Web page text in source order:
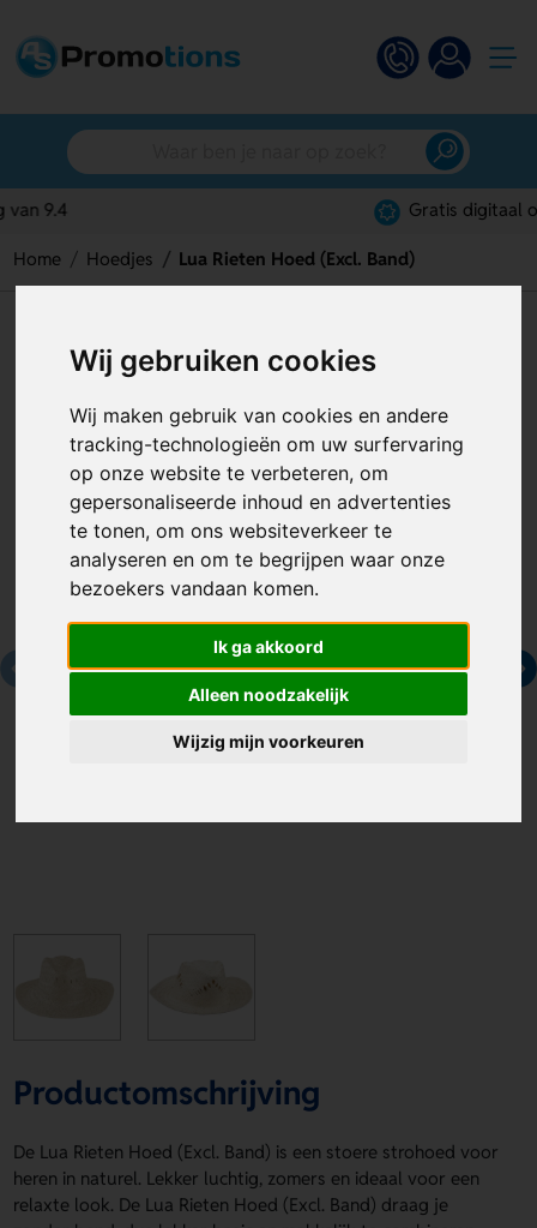
Wij gebruiken cookies
Wij maken gebruik van cookies en andere
tracking-technologieën om uw surfervaring
op onze website te verbeteren, om
gepersonaliseerde inhoud en advertenties
te tonen, om ons websiteverkeer te
analyseren en om te begrijpen waar onze
bezoekers vandaan komen.
Ik ga akkoord
Alleen noodzakelijk
Wijzig mijn voorkeuren
Gratis digitaal ontwerp
Home Hoedjes Lua Rieten Hoed (Excl. Band)
Lua Rieten Hoed (Excl. Band)
Artikelnummer:
Productomschrijving
De Lua Rieten Hoed (Excl. Band) is een stoere strohoed voor
heren in naturel. Lekker luchtig, zomers en ideaal voor een
relaxte look. De Lua Rieten Hoed (Excl. Band) draag je